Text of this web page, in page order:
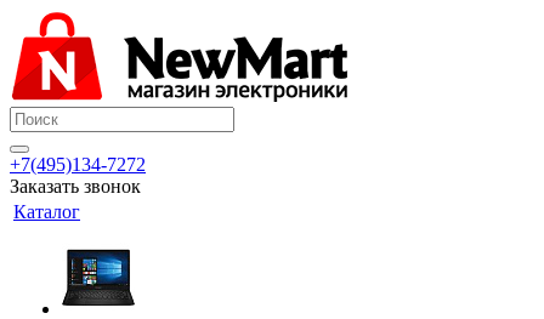
+7(495)134-7272
Заказать звонок
Каталог